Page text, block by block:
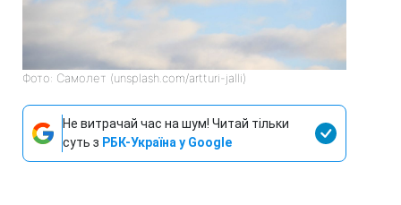
Фото: Самолет (unsplash.com/artturi-jalli)
Не витрачай час на шум! Читай тільки
суть з РБК-Україна у Google